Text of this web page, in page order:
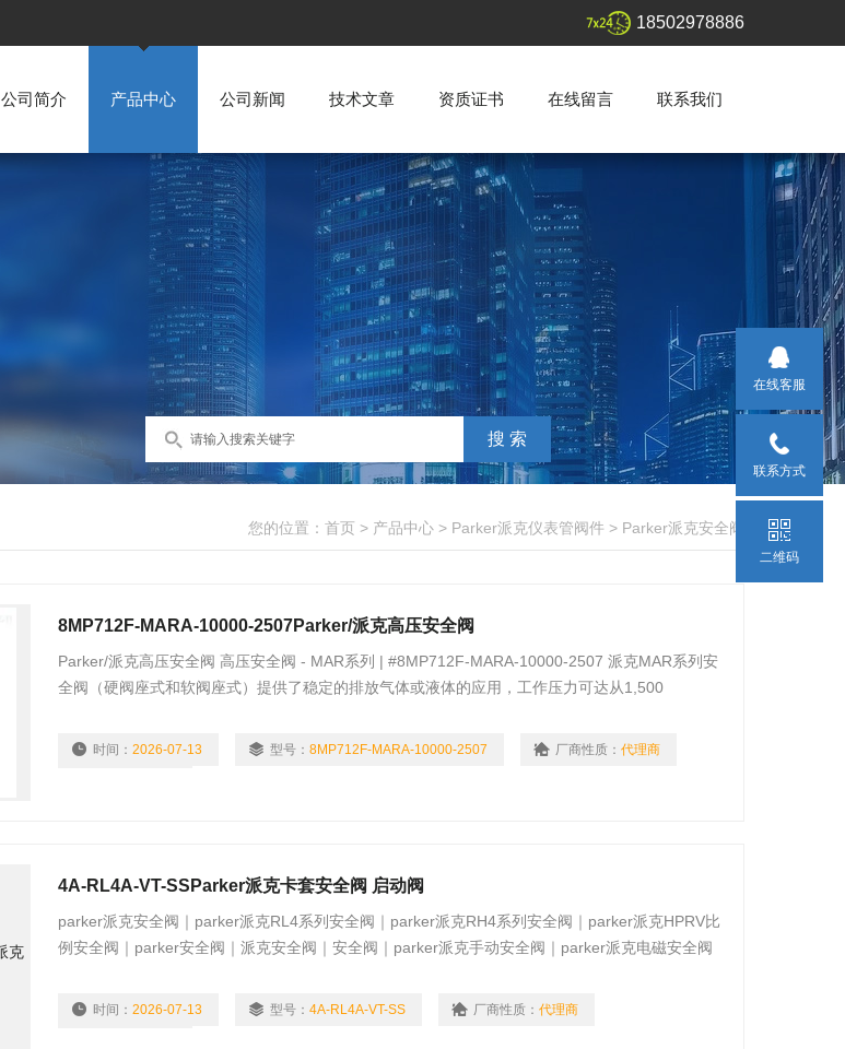
18502978886
公司简介 产品中心 公司新闻 技术文章 资质证书 在线留言 联系我们
您的位置： 首页 > 产品中心 > Parker派克仪表管阀件 > Parker派克安全阀
8MP712F-MARA-10000-2507Parker/派克高压安全阀
Parker/派克高压安全阀 高压安全阀 - MAR系列 | #8MP712F-MARA-10000-2507 派克MAR系列安
全阀（硬阀座式和软阀座式）提供了稳定的排放气体或液体的应用，工作压力可达从1,500
时间：2026-07-13 型号：8MP712F-MARA-10000-2507 厂商性质：代理商
4A-RL4A-VT-SSParker派克卡套安全阀 启动阀
parker派克安全阀｜parker派克RL4系列安全阀｜parker派克RH4系列安全阀｜parker派克HPRV比
例安全阀｜parker安全阀｜派克安全阀｜安全阀｜parker派克手动安全阀｜parker派克电磁安全阀
可自动回复原位当阀门在工作状态时，可在线调节压
时间：2026-07-13 型号：4A-RL4A-VT-SS 厂商性质：代理商
在线客服
联系方式
二维码